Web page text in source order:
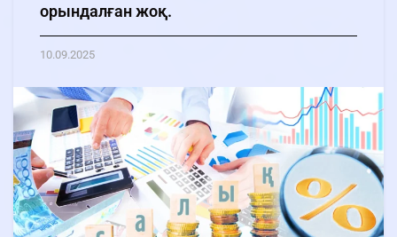
орындалған жоқ.
10.09.2025